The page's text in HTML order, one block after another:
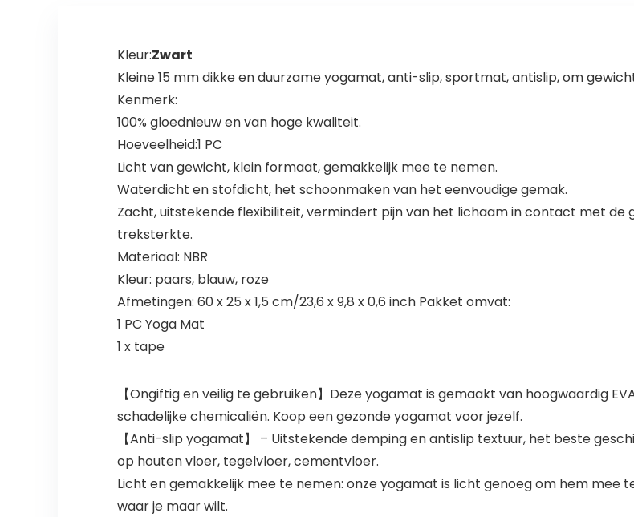
Kleur:Zwart
Kleine 15 mm dikke en duurzame yogamat, anti-slip, sportmat, antislip, om
Kenmerk:
100% gloednieuw en van hoge kwaliteit.
Hoeveelheid:1 PC
Licht van gewicht, klein formaat, gemakkelijk mee te nemen.
Waterdicht en stofdicht, het schoonmaken van het eenvoudige gemak.
Zacht, uitstekende flexibiliteit, vermindert pijn van het lichaam in contact met de
treksterkte.
Materiaal: NBR
Kleur: paars, blauw, roze
Afmetingen: 60 x 25 x 1,5 cm/23,6 x 9,8 x 0,6 inch Pakket omvat:
1 PC Yoga Mat
1 x tape
【Ongiftig en veilig te gebruiken】Deze yogamat is gemaakt van hoogwaardig
schadelijke chemicaliën. Koop een gezonde yogamat voor jezelf.
【Anti-slip yogamat】 – Uitstekende demping en antislip textuur, het beste
op houten vloer, tegelvloer, cementvloer.
Licht en gemakkelijk mee te nemen: onze yogamat is licht genoeg om hem
waar je maar wilt.